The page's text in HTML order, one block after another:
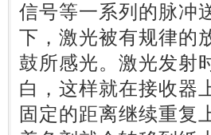
信号等一系列的脉冲
下，激光被有规律的
鼓所感光。激光发射
白，这样就在接收器
固定的距离继续重复